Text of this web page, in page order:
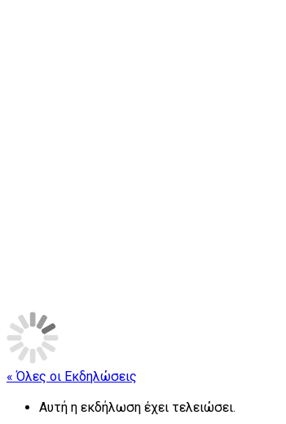
« Όλες οι Εκδηλώσεις
Αυτή η εκδήλωση έχει τελειώσει.